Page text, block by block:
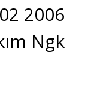
2006
Ngk